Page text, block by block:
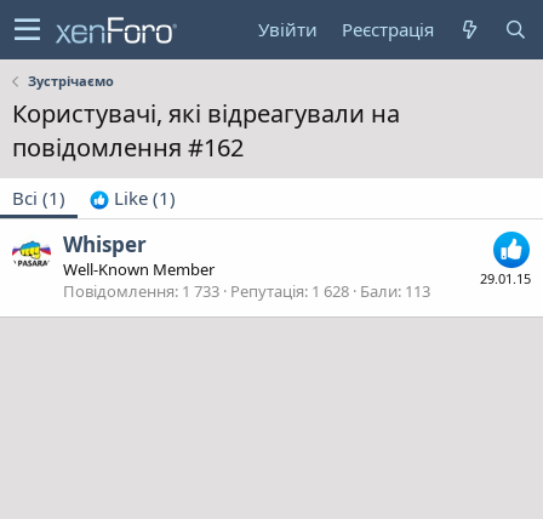
Увійти Реєстрація
Зустрічаємо
Користувачі, які відреагували на
повідомлення #162
Всі (1) Like (1)
29.01.15
Whisper
Well-Known Member
Повідомлення 1 733 Репутація 1 628 Бали 113